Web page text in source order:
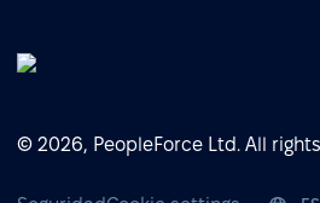
© 2026, PeopleForce Ltd. All